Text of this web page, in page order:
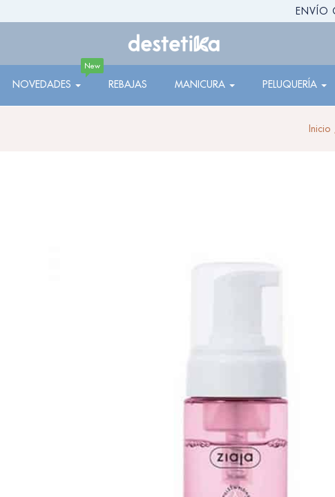
ENVÍO
NOVEDADES
New
REBAJAS MANICURA PELUQUERÍA
Inicio